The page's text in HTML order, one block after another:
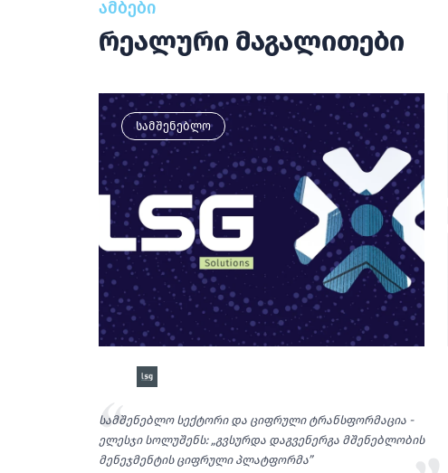
ამბები
რეალური მაგალითები
სამშენებლო
სამშენებლო სექტორი და ციფრული ტრანსფორმაცია -
ელესჯი სოლუშენს: „გვსურდა დაგვენერგა მშენებლობის
მენეჯმენტის ციფრული პლატფორმა”